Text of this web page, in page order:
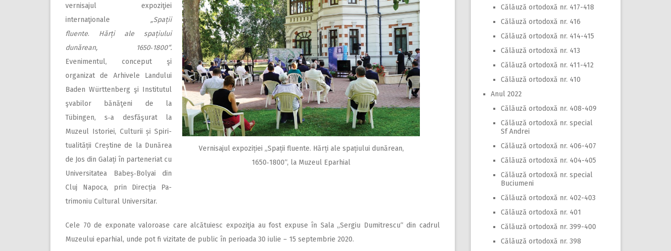
Vernisajul expoziției „Spații fluente. Hărți ale spațiului dunărean,
1650‑1800“, la Muzeul Eparhial
vernisajul expoziţiei
internaţionale „Spații
fluente. Hărți ale spațiului
dunărean, 1650‑1800“.
Evenimentul, conceput şi
organizat de Arhivele Landu­lui
Baden Württenberg şi Institutul
şvabilor bănăţeni de la
Tübingen, s‑a desfăşurat la
Muzeul Istoriei, Culturii și Spi­ri­
tualității Creștine de la Dunărea
de Jos din Galați în par­teneriat cu
Universitatea Babeș‑Bolyai din
Cluj Napoca, prin Direcția Pa­
trimoniu Cultural Universitar.
Cele 70 de exponate valoroase care alcătuiesc expoziţia au fost expuse în Sala „Sergiu Dumitrescu“ din cadrul
Muzeului eparhial, unde pot fi vizitate de public în perioada 30 iulie – 15 septembrie 2020.
Călăuză ortodoxă nr. 417-418
Călăuză ortodoxă nr. 416
Călăuză ortodoxă nr. 414-415
Călăuză ortodoxă nr. 413
Călăuză ortodoxă nr. 411-412
Călăuză ortodoxă nr. 410
Anul 2022
Călăuză ortodoxă nr. 408-409
Călăuză ortodoxă nr. special
Sf Andrei
Călăuză ortodoxă nr. 406-407
Călăuză ortodoxă nr. 404-405
Călăuză ortodoxă nr. special
Buciumeni
Călăuză ortodoxă nr. 402-403
Călăuză ortodoxă nr. 401
Călăuză ortodoxă nr. 399-400
Călăuză ortodoxă nr. 398